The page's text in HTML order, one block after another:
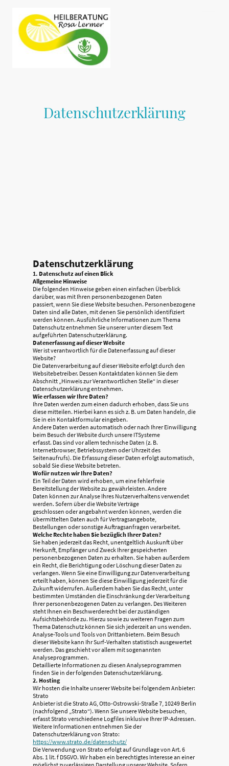
Datenschutzerklärung
Datenschutzerklärung
1. Datenschutz auf einen Blick
Allgemeine Hinweise
Die folgenden Hinweise geben einen einfachen Überblick
darüber, was mit Ihren personenbezogenen Daten
passiert, wenn Sie diese Website besuchen. Personenbezogene
Daten sind alle Daten, mit denen Sie persönlich identifiziert
werden können. Ausführliche Informationen zum Thema
Datenschutz entnehmen Sie unserer unter diesem Text
aufgeführten Datenschutzerklärung.
Datenerfassung auf dieser Website
Wer ist verantwortlich für die Datenerfassung auf dieser
Website?
Die Datenverarbeitung auf dieser Website erfolgt durch den
Websitebetreiber. Dessen Kontaktdaten können Sie dem
Abschnitt „Hinweis zur Verantwortlichen Stelle“ in dieser
Datenschutzerklärung entnehmen.
Wie erfassen wir Ihre Daten?
Ihre Daten werden zum einen dadurch erhoben, dass Sie uns
diese mitteilen. Hierbei kann es sich z. B. um Daten handeln, die
Sie in ein Kontaktformular eingeben.
Andere Daten werden automatisch oder nach Ihrer Einwilligung
beim Besuch der Website durch unsere ITSysteme
erfasst. Das sind vor allem technische Daten (z. B.
Internetbrowser, Betriebssystem oder Uhrzeit des
Seitenaufrufs). Die Erfassung dieser Daten erfolgt automatisch,
sobald Sie diese Website betreten.
Wofür nutzen wir Ihre Daten?
Ein Teil der Daten wird erhoben, um eine fehlerfreie
Bereitstellung der Website zu gewährleisten. Andere
Daten können zur Analyse Ihres Nutzerverhaltens verwendet
werden. Sofern über die Website Verträge
geschlossen oder angebahnt werden können, werden die
übermittelten Daten auch für Vertragsangebote,
Bestellungen oder sonstige Auftragsanfragen verarbeitet.
Welche Rechte haben Sie bezüglich Ihrer Daten?
Sie haben jederzeit das Recht, unentgeltlich Auskunft über
Herkunft, Empfänger und Zweck Ihrer gespeicherten
personenbezogenen Daten zu erhalten. Sie haben außerdem
ein Recht, die Berichtigung oder Löschung dieser Daten zu
verlangen. Wenn Sie eine Einwilligung zur Datenverarbeitung
erteilt haben, können Sie diese Einwilligung jederzeit für die
Zukunft widerrufen. Außerdem haben Sie das Recht, unter
bestimmten Umständen die Einschränkung der Verarbeitung
Ihrer personenbezogenen Daten zu verlangen. Des Weiteren
steht Ihnen ein Beschwerderecht bei der zuständigen
Aufsichtsbehörde zu. Hierzu sowie zu weiteren Fragen zum
Thema Datenschutz können Sie sich jederzeit an uns wenden.
Analyse-Tools und Tools von Drittanbietern. Beim Besuch
dieser Website kann Ihr Surf-Verhalten statistisch ausgewertet
werden. Das geschieht vor allem mit sogenannten
Analyseprogrammen.
Detaillierte Informationen zu diesen Analyseprogrammen
finden Sie in der folgenden Datenschutzerklärung.
2. Hosting
Wir hosten die Inhalte unserer Website bei folgendem Anbieter:
Strato
Anbieter ist die Strato AG, Otto-Ostrowski-Straße 7, 10249 Berlin
(nachfolgend „Strato“). Wenn Sie unsere Website besuchen,
erfasst Strato verschiedene Logfiles inklusive Ihrer IP-Adressen.
Weitere Informationen entnehmen Sie der
Datenschutzerklärung von Strato:
https://www.strato.de/datenschutz/
Die Verwendung von Strato erfolgt auf Grundlage von Art. 6
Abs. 1 lit. f DSGVO. Wir haben ein berechtigtes Interesse an einer